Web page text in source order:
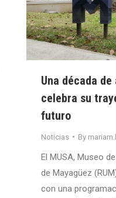
Una década de
celebra su
futuro
Noticias By
El MUSA, Museo
de Mayagüez
con una